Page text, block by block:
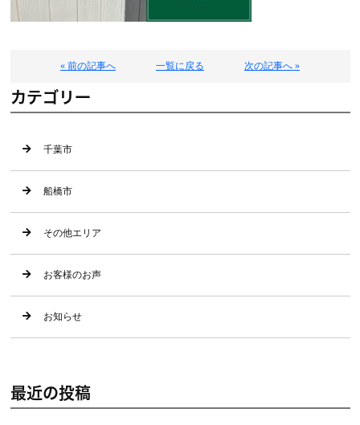
« 前の記事へ 一覧に戻る 次の記事へ »
カテゴリー
千葉市
船橋市
その他エリア
お客様のお声
お知らせ
最近の投稿